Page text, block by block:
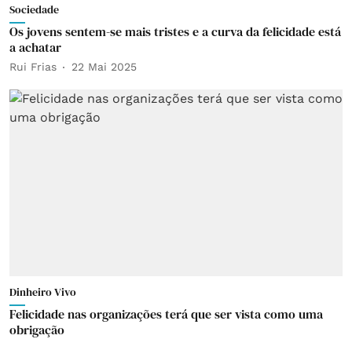
Sociedade
Os jovens sentem-se mais tristes e a curva da felicidade está
a achatar
Rui Frias 22 Mai 2025
Dinheiro Vivo
Felicidade nas organizações terá que ser vista como uma
obrigação